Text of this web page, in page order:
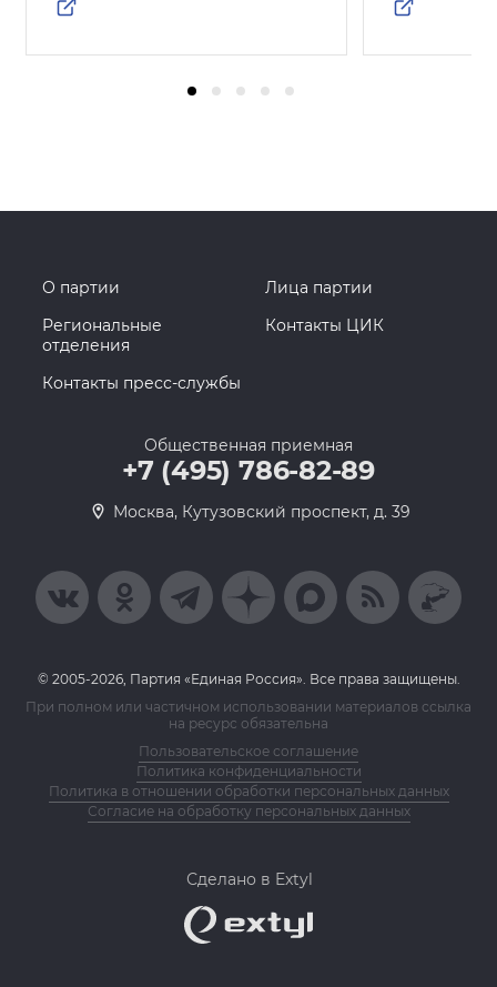
О партии
Лица партии
Региональные
отделения
Контакты ЦИК
Контакты пресс-службы
Общественная приемная
+7 (495) 786-82-89
Москва, Кутузовский проспект, д. 39
© 2005-2026, Партия «Единая Россия». Все права защищены.
При полном или частичном использовании материалов ссылка
на ресурс обязательна
Пользовательское соглашение
Политика конфиденциальности
Политика в отношении обработки персональных данных
Согласие на обработку персональных данных
Сделано в Extyl